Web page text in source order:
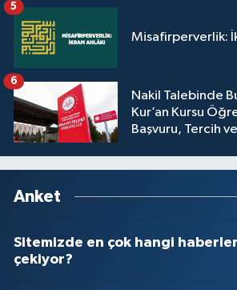
Misafirperverlik:
5
Nakil Talebinde
Kur’an Kursu
Başvuru, Tercih
6
Anket
Sitemizde en çok hangi
çekiyor?